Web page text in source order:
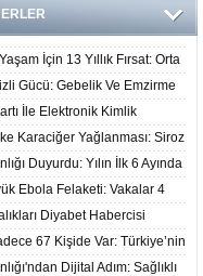
İçin 13 Yıllık Fırsat: Orta
Sağlığını Belirliyor
Gücü: Gebelik Ve Emzirme
Artırabilir Mi?
İle Elektronik Kimlik
(Biyometrik Kimlik Doğrulama
Karaciğer Yağlanması: Siroz
Çıkarıyor!
Duyurdu: Yılın İlk 6 Ayında
Hiperbarik Oksijen Tedavisi
Ebola Felaketi: Vakalar 4
Şüphesi!
Diyabet Habercisi
Ve Şeker Arasındaki Çift Yönlü
67 Kişide Var: Türkiye’nin
Vakası Diyarbakır’da
Dijital Adım: Sağlıklı